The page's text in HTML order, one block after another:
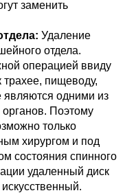
заменить
Удаление
отдела.
операцией ввиду
трахее, пищеводу,
являются одними из
Поэтому
только
хирургом и под
состояния спинного
удаленный диск